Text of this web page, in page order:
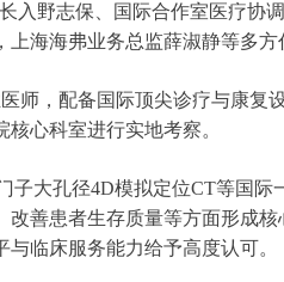
野志保、国际合作室医疗协
海海弗业务总监薛淑静等多方
师，配备国际顶尖诊疗与康
心科室进行实地考察。
大孔径4D模拟定位CT等国
善患者生存质量等方面形成
临床服务能力给予高度认可。